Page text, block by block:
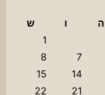
ה ו
ש
1
7
8
14
15
21
22